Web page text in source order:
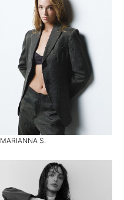
MARIANNA S.